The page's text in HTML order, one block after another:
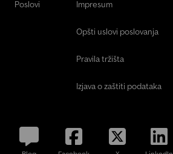
Poslovi Impresum
Opšti uslovi poslovanja
Pravila tržišta
Izjava o zaštiti podataka